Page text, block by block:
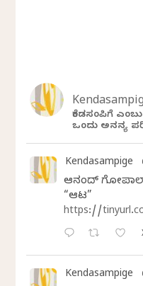
ಕೆಂಡಸಂಪಿಗೆ
ಒಂದು ಅನನ್ಯ
Kendasampige
ಆನಂದ್‌ ಗೋಪಾಲ್‌
“ಆಟ”
https://
Kendasampige